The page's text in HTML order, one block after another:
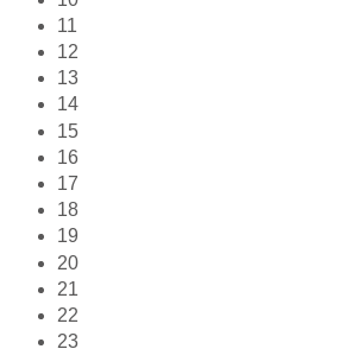
11
12
13
14
15
16
17
18
19
20
21
22
23